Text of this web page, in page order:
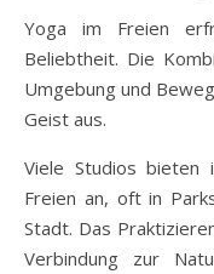
Yoga im Freien
Beliebtheit. Die
Umgebung und
Geist aus.
Viele Studios bieten
Freien an, oft in
Stadt. Das
Verbindung zur